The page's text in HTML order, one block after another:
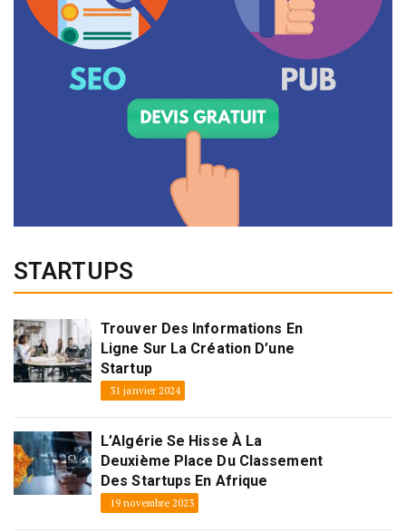
STARTUPS
Trouver Des Informations En
Ligne Sur La Création D’une
Startup
31 janvier 2024
L’Algérie Se Hisse À La
Deuxième Place Du Classement
Des Startups En Afrique
19 novembre 2023